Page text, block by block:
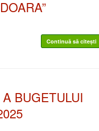
Continuă să citești
BUGETULUI